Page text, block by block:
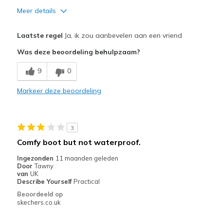
Meer details
Comfortable
So, so, very comfy!
They can be quite warm so I wear thinner socks!
Beste toepassingen
Casual Wear
Laatste regel Ja, ik zou aanbevelen aan een vriend
Was deze beoordeling behulpzaam?
9 0
Markeer deze beoordeling
3
Comfy boot but not waterproof.
Ingezonden 11 maanden geleden
Door Tawny
van UK
Describe Yourself Practical
Beoordeeld op
skechers.co.uk